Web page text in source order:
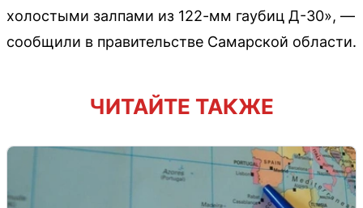
холостыми залпами из 122-мм гаубиц Д-30», —
сообщили в правительстве Самарской области.
ЧИТАЙТЕ ТАКЖЕ